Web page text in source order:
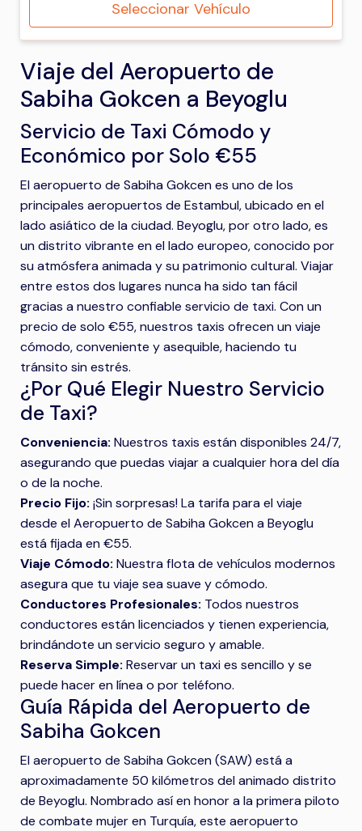
Seleccionar Vehículo
Viaje del Aeropuerto de
Sabiha Gokcen a Beyoglu
Servicio de Taxi Cómodo y
Económico por Solo €55
El aeropuerto de Sabiha Gokcen es uno de los
principales aeropuertos de Estambul, ubicado en el
lado asiático de la ciudad. Beyoglu, por otro lado, es
un distrito vibrante en el lado europeo, conocido por
su atmósfera animada y su patrimonio cultural. Viajar
entre estos dos lugares nunca ha sido tan fácil
gracias a nuestro confiable servicio de taxi. Con un
precio de solo €55, nuestros taxis ofrecen un viaje
cómodo, conveniente y asequible, haciendo tu
tránsito sin estrés.
¿Por Qué Elegir Nuestro Servicio
de Taxi?
Conveniencia: Nuestros taxis están disponibles 24/7,
asegurando que puedas viajar a cualquier hora del día
o de la noche.
Precio Fijo: ¡Sin sorpresas! La tarifa para el viaje
desde el Aeropuerto de Sabiha Gokcen a Beyoglu
está fijada en €55.
Viaje Cómodo: Nuestra flota de vehículos modernos
asegura que tu viaje sea suave y cómodo.
Conductores Profesionales: Todos nuestros
conductores están licenciados y tienen experiencia,
brindándote un servicio seguro y amable.
Reserva Simple: Reservar un taxi es sencillo y se
puede hacer en línea o por teléfono.
Guía Rápida del Aeropuerto de
Sabiha Gokcen
El aeropuerto de Sabiha Gokcen (SAW) está a
aproximadamente 50 kilómetros del animado distrito
de Beyoglu. Nombrado así en honor a la primera piloto
de combate mujer en Turquía, este aeropuerto